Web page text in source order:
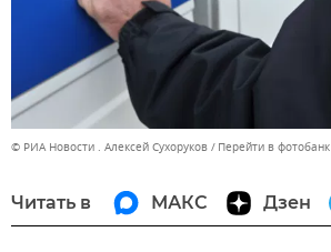
© РИА Новости . Алексей Сухоруков Перейти в фотобанк
Читать в МАКС Дзен